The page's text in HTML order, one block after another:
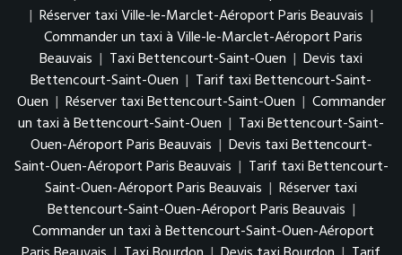
| Réserver taxi Ville-le-Marclet-Aéroport Paris Beauvais |
Commander un taxi à Ville-le-Marclet-Aéroport Paris
Beauvais | Taxi Bettencourt-Saint-Ouen | Devis taxi
Bettencourt-Saint-Ouen | Tarif taxi Bettencourt-Saint-
Ouen | Réserver taxi Bettencourt-Saint-Ouen | Commander
un taxi à Bettencourt-Saint-Ouen | Taxi Bettencourt-Saint-
Ouen-Aéroport Paris Beauvais | Devis taxi Bettencourt-
Saint-Ouen-Aéroport Paris Beauvais | Tarif taxi Bettencourt-
Saint-Ouen-Aéroport Paris Beauvais | Réserver taxi
Bettencourt-Saint-Ouen-Aéroport Paris Beauvais |
Commander un taxi à Bettencourt-Saint-Ouen-Aéroport